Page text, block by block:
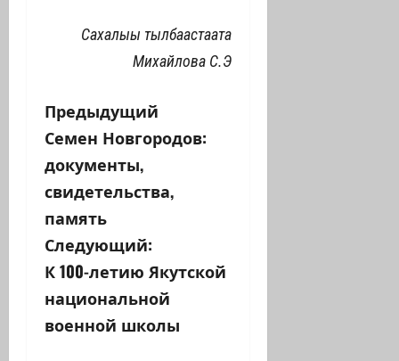
Сахалыы тылбаастаата
Михайлова С.Э
Н
а
в
и
г
а
ц
Предыдущий
Семен Новгородов:
документы,
свидетельства,
память
Следующий:
К 100-летию Якутской
национальной
военной школы